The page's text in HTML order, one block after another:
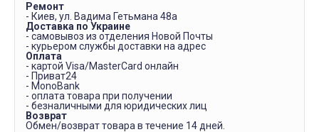
Ремонт
- Киев, ул. Вадима Гетьмана 48а
Доставка по Украине
- самовывоз из отделения Новой Почты
- курьером службы доставки на адрес
Оплата
- картой Visa/MasterCard онлайн
- Приват24
- MonoBank
- оплата товара при получении
- безналичными для юридических лиц
Возврат
Обмен/возврат товара в течение 14 дней.